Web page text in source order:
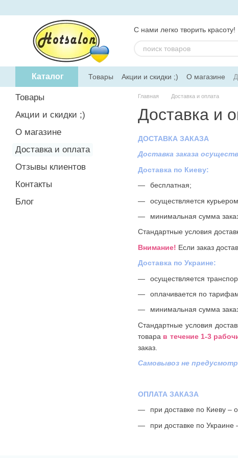
С нами легко творить красоту!
Каталог Товары Акции и скидки ;) О магазине
Главная Доставка и оплата
Доставка и
ДОСТАВКА ЗАКАЗА
Доставка заказа
Доставка по Киеву:
бесплатная;
осуществляется
минимальная сумма
Стандартные условия
Внимание! Если заказ
Доставка по Украине:
осуществляется
оплачивается по
минимальная сумма
Стандартные условия
товара в течение 1-3
заказ.
Самовывоз не
ОПЛАТА ЗАКАЗА
при доставке по Киеву –
при доставке по Украине
Товары
Акции и скидки ;)
О магазине
Доставка и оплата
Отзывы клиентов
Контакты
Блог